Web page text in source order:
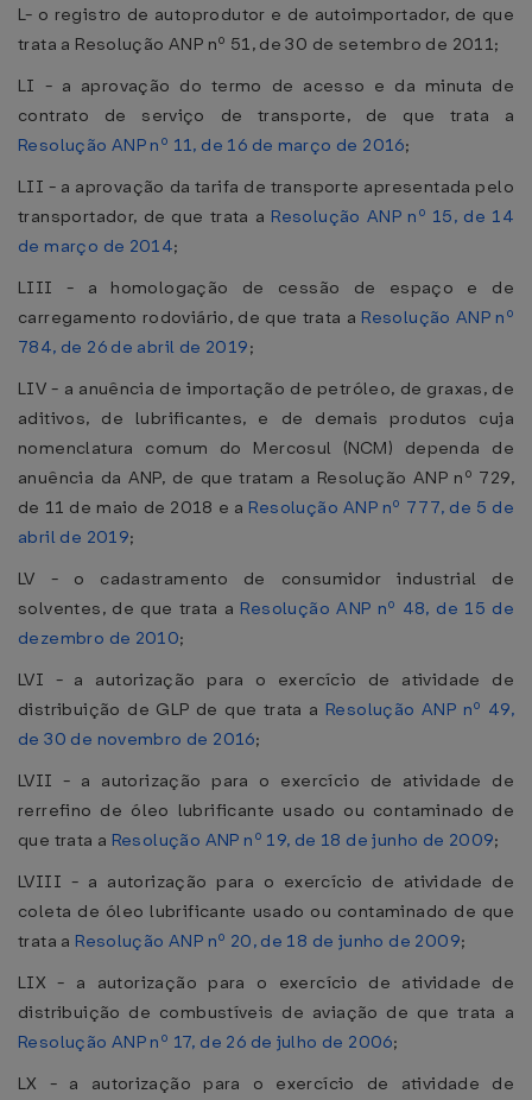
L- o registro de autoprodutor e de autoimportador, de que
trata a Resolução ANP nº 51, de 30 de setembro de 2011;
LI - a aprovação do termo de acesso e da minuta de
contrato de serviço de transporte, de que trata a
Resolução ANP nº 11, de 16 de março de 2016;
LII - a aprovação da tarifa de transporte apresentada pelo
transportador, de que trata a Resolução ANP nº 15, de 14
de março de 2014;
LIII - a homologação de cessão de espaço e de
carregamento rodoviário, de que trata a Resolução ANP nº
784, de 26 de abril de 2019;
LIV - a anuência de importação de petróleo, de graxas, de
aditivos, de lubrificantes, e de demais produtos cuja
nomenclatura comum do Mercosul (NCM) dependa de
anuência da ANP, de que tratam a Resolução ANP nº 729,
de 11 de maio de 2018 e a Resolução ANP nº 777, de 5 de
abril de 2019;
LV - o cadastramento de consumidor industrial de
solventes, de que trata a Resolução ANP nº 48, de 15 de
dezembro de 2010;
LVI - a autorização para o exercício de atividade de
distribuição de GLP de que trata a Resolução ANP nº 49,
de 30 de novembro de 2016;
LVII - a autorização para o exercício de atividade de
rerrefino de óleo lubrificante usado ou contaminado de
que trata a Resolução ANP nº 19, de 18 de junho de 2009;
LVIII - a autorização para o exercício de atividade de
coleta de óleo lubrificante usado ou contaminado de que
trata a Resolução ANP nº 20, de 18 de junho de 2009;
LIX - a autorização para o exercício de atividade de
distribuição de combustíveis de aviação de que trata a
Resolução ANP nº 17, de 26 de julho de 2006;
LX - a autorização para o exercício de atividade de